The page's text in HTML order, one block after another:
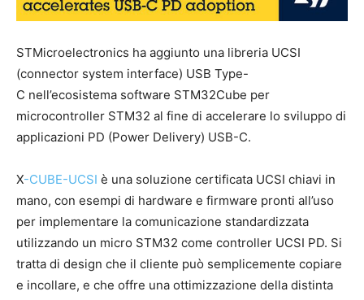
STMicroelectronics ha aggiunto una libreria UCSI
(connector system interface) USB Type-
C nell’ecosistema software STM32Cube per
microcontroller STM32 al fine di accelerare lo sviluppo di
applicazioni PD (Power Delivery) USB-C.
X-CUBE-UCSI è una soluzione certificata UCSI chiavi in ​​
mano, con esempi di hardware e firmware pronti all’uso
per implementare la comunicazione standardizzata
utilizzando un micro STM32 come controller UCSI PD. Si
tratta di design che il cliente può semplicemente copiare
e incollare, e che offre una ottimizzazione della distinta